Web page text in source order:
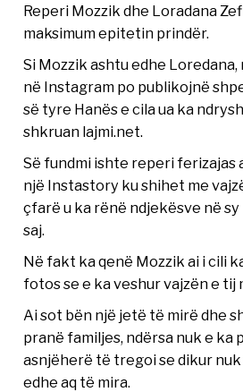
Reperi Mozzik dhe Loradana
maksimum epitetin prindër.
Si Mozzik ashtu edhe
në Instagram po publikojnë
së tyre Hanës e cila ua ka
shkruan lajmi.net.
Së fundmi ishte reperi ferizajas
një Instastory ku shihet me
çfarë u ka rënë ndjekësve në sy
saj.
Në fakt ka qenë Mozzik ai i cili
fotos se e ka veshur vajzën e tij
Ai sot bën një jetë të mirë dhe
pranë familjes, ndërsa nuk e ka
asnjëherë të tregoi se dikur
edhe aq të mira.